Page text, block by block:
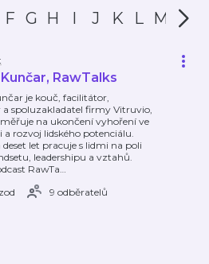
F G H I J K L M N
RawTalks
je kouč, facilitátor,
a spoluzakladatel firmy Vitruvio,
na ukončení vyhoření ve
a rozvoj lidského potenciálu.
deset let pracuje s lidmi na poli
leadershipu a vztahů.
RawTa…
9 odběratelů